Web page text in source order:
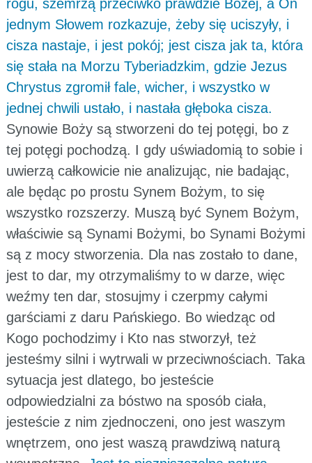
rogu, szemrzą przeciwko prawdzie Bożej, a On
jednym Słowem rozkazuje, żeby się uciszyły, i
cisza nastaje, i jest pokój; jest cisza jak ta, która
się stała na Morzu Tyberiadzkim, gdzie Jezus
Chrystus zgromił fale, wicher, i wszystko w
jednej chwili ustało, i nastała głęboka cisza.
Synowie Boży są stworzeni do tej potęgi, bo z
tej potęgi pochodzą. I gdy uświadomią to sobie i
uwierzą całkowicie nie analizując, nie badając,
ale będąc po prostu Synem Bożym, to się
wszystko rozszerzy. Muszą być Synem Bożym,
właściwie są Synami Bożymi, bo Synami Bożymi
są z mocy stworzenia. Dla nas zostało to dane,
jest to dar, my otrzymaliśmy to w darze, więc
weźmy ten dar, stosujmy i czerpmy całymi
garściami z daru Pańskiego. Bo wiedząc od
Kogo pochodzimy i Kto nas stworzył, też
jesteśmy silni i wytrwali w przeciwnościach. Taka
sytuacja jest dlatego, bo jesteście
odpowiedzialni za bóstwo na sposób ciała,
jesteście z nim zjednoczeni, ono jest waszym
wnętrzem, ono jest waszą prawdziwą naturą